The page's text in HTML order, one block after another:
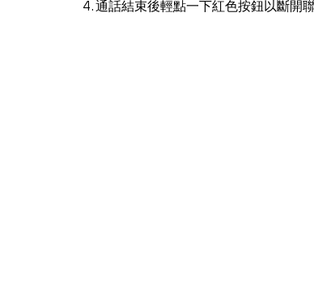
4. 通話結束後輕點一下紅色按鈕以斷開聯